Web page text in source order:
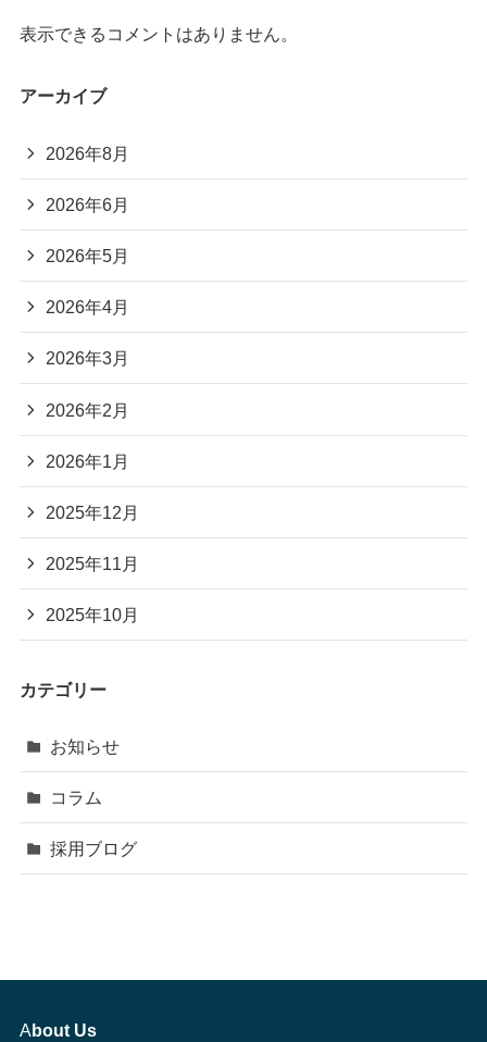
表示できるコメントはありません。
アーカイブ
2026年8月
2026年6月
2026年5月
2026年4月
2026年3月
2026年2月
2026年1月
2025年12月
2025年11月
2025年10月
カテゴリー
お知らせ
コラム
採用ブログ
About Us